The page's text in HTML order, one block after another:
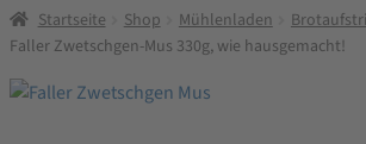
Startseite Shop Mühlenladen
Faller Zwetschgen-Mus 330g, wie hausgemacht!